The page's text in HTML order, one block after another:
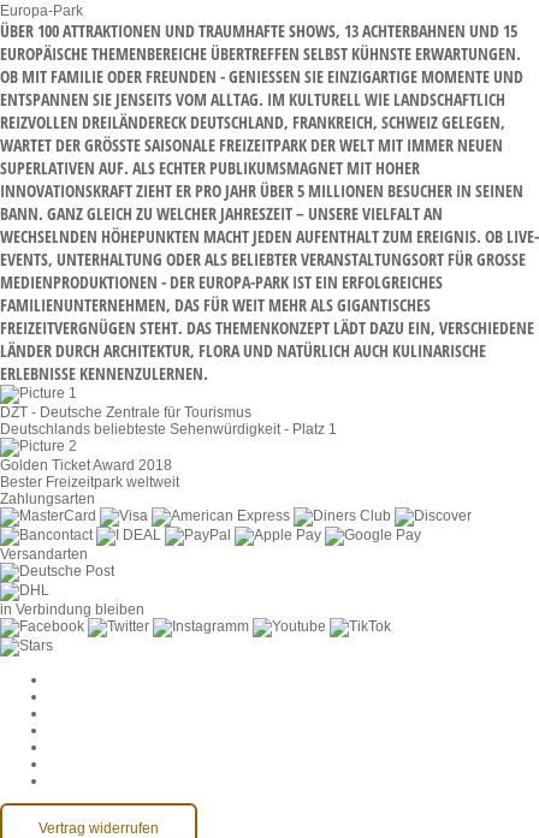
Europa-Park
ÜBER 100 ATTRAKTIONEN UND TRAUMHAFTE SHOWS, 13 ACHTERBAHNEN UND 15
EUROPÄISCHE THEMENBEREICHE ÜBERTREFFEN SELBST KÜHNSTE ERWARTUNGEN.
OB MIT FAMILIE ODER FREUNDEN - GENIESSEN SIE EINZIGARTIGE MOMENTE UND E
NTSPANNEN SIE JENSEITS VOM ALLTAG. IM KULTURELL WIE LANDSCHAFTLICH R
EIZVOLLEN DREILÄNDERECK DEUTSCHLAND, FRANKREICH, SCHWEIZ GELEGEN, W
ARTET DER GRÖSSTE SAISONALE FREIZEITPARK DER WELT MIT IMMER NEUEN SU
PERLATIVEN AUF. ALS ECHTER PUBLIKUMSMAGNET MIT HOHER IN
NOVATIONSKRAFT ZIEHT ER PRO JAHR ÜBER 5 MILLIONEN BESUCHER IN SEINEN BA
NN. GANZ GLEICH ZU WELCHER JAHRESZEIT – UNSERE VIELFALT AN WE
CHSELNDEN HÖHEPUNKTEN MACHT JEDEN AUFENTHALT ZUM EREIGNIS. OB LIVE-EV
ENTS, UNTERHALTUNG ODER ALS BELIEBTER VERANSTALTUNGSORT FÜR GROSSE MED
IENPRODUKTIONEN - DER EUROPA-PARK IST EIN ERFOLGREICHES FAM
ILIENUNTERNEHMEN, DAS FÜR WEIT MEHR ALS GIGANTISCHES FRE
IZEITVERGNÜGEN STEHT. DAS THEMENKONZEPT LÄDT DAZU EIN, VERSCHIEDENE LÄN
DER DURCH ARCHITEKTUR, FLORA UND NATÜRLICH AUCH KULINARISCHE ERL
EBNISSE KENNENZULERNEN.
DZT - Deutsche Zentrale für Tourismus
Deutschlands beliebteste Sehenwürdigkeit - Platz 1
Golden Ticket Award 2018
Bester Freizeitpark weltweit
Zahlungsarten
Versandarten
in Verbindung bleiben
Vertrag widerrufen